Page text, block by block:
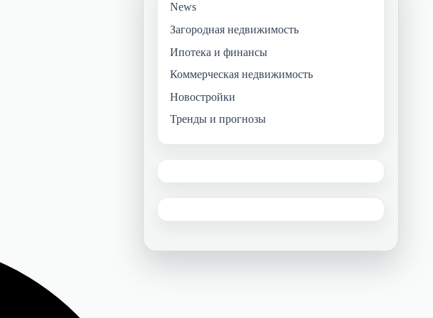
News
Загородная недвижимость
Ипотека и финансы
Коммерческая недвижимость
Новостройки
Тренды и прогнозы